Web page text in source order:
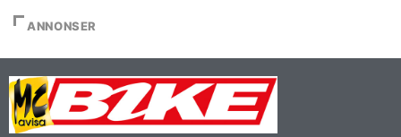
ANNONSER